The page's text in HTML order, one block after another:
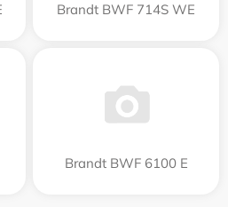
Brandt BWF 714S WE
Brandt BWF 6100 E